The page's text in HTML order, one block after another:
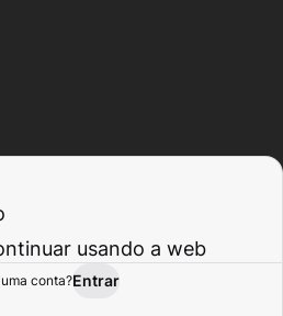
Atividade
usando a web
conta?Entrar